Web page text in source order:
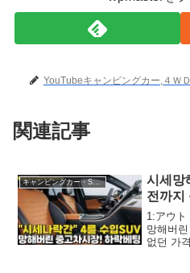
YouTubeキャンピングカー,４Ｗ
関連記事
キャンピングカー・SUV人気車種
시세망
전까지
1:アウト
망해버
없던 가